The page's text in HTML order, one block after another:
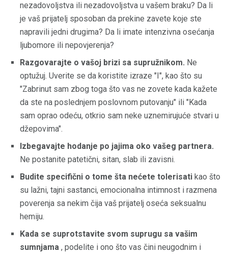
nezadovoljstva ili nezadovoljstva u vašem braku? Da li
je vaš prijatelj sposoban da prekine zavete koje ste
napravili jedni drugima? Da li imate intenzivna osećanja
ljubomore ili nepovjerenja?
Razgovarajte o vašoj brizi sa supružnikom. Ne
optužuj. Uverite se da koristite izraze "I", kao što su
"Zabrinut sam zbog toga što vas ne zovete kada kažete
da ste na poslednjem poslovnom putovanju" ili "Kada
sam oprao odeću, otkrio sam neke uznemirujuće stvari u
džepovima".
Izbegavajte hodanje po jajima oko vašeg partnera.
Ne postanite patetični, sitan, slab ili zavisni.
Budite specifični o tome šta nećete tolerisati kao što
su lažni, tajni sastanci, emocionalna intimnost i razmena
poverenja sa nekim čija vaš prijatelj oseća seksualnu
hemiju.
Kada se suprotstavite svom suprugu sa vašim
sumnjama , podelite i ono što vas čini neugodnim i